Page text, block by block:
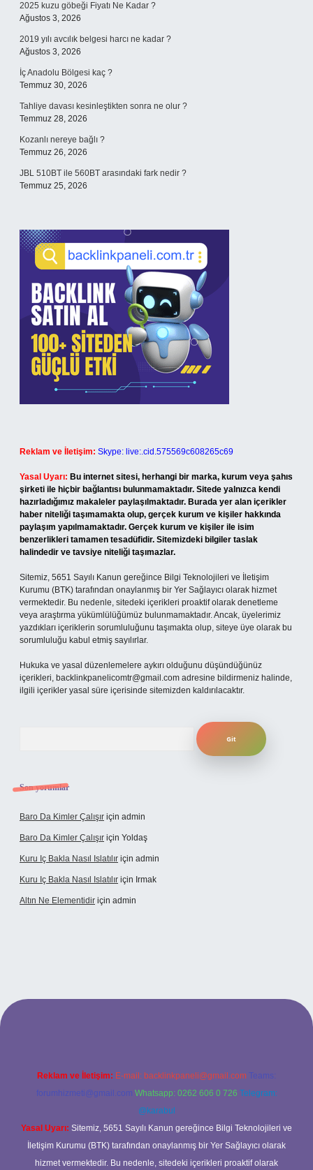
2025 kuzu göbeği Fiyatı Ne Kadar ?
Ağustos 3, 2026
2019 yılı avcılık belgesi harcı ne kadar ?
Ağustos 3, 2026
İç Anadolu Bölgesi kaç ?
Temmuz 30, 2026
Tahliye davası kesinleştikten sonra ne olur ?
Temmuz 28, 2026
Kozanlı nereye bağlı ?
Temmuz 26, 2026
JBL 510BT ile 560BT arasındaki fark nedir ?
Temmuz 25, 2026
Reklam ve İletişim: Skype: live:.cid.575569c608265c69
Yasal Uyarı: Bu internet sitesi, herhangi bir marka, kurum veya şahıs
şirketi ile hiçbir bağlantısı bulunmamaktadır. Sitede yalnızca kendi
hazırladığımız makaleler paylaşılmaktadır. Burada yer alan içerikler
haber niteliği taşımamakta olup, gerçek kurum ve kişiler hakkında
paylaşım yapılmamaktadır. Gerçek kurum ve kişiler ile isim
benzerlikleri tamamen tesadüfidir. Sitemizdeki bilgiler taslak
halindedir ve tavsiye niteliği taşımazlar.
Sitemiz, 5651 Sayılı Kanun gereğince Bilgi Teknolojileri ve İletişim
Kurumu (BTK) tarafından onaylanmış bir Yer Sağlayıcı olarak hizmet
vermektedir. Bu nedenle, sitedeki içerikleri proaktif olarak denetleme
veya araştırma yükümlülüğümüz bulunmamaktadır. Ancak, üyelerimiz
yazdıkları içeriklerin sorumluluğunu taşımakta olup, siteye üye olarak bu
sorumluluğu kabul etmiş sayılırlar.
Hukuka ve yasal düzenlemelere aykırı olduğunu düşündüğünüz
içerikleri, backlinkpanelicomtr@gmail.com adresine bildirmeniz halinde,
ilgili içerikler yasal süre içerisinde sitemizden kaldırılacaktır.
Son yorumlar
Baro Da Kimler Çalışır için admin
Baro Da Kimler Çalışır için Yoldaş
Kuru Iç Bakla Nasıl Islatılır için admin
Kuru Iç Bakla Nasıl Islatılır için Irmak
Altın Ne Elementidir için admin
güncel giriş
Reklam ve İletişim: E-mail: backlinkpaneli@gmail.com Teams:
forumhizmeti@gmail.com Whatsapp: 0262 606 0 726 Telegram:
@karabul
Yasal Uyarı: Sitemiz, 5651 Sayılı Kanun gereğince Bilgi Teknolojileri ve
İletişim Kurumu (BTK) tarafından onaylanmış bir Yer Sağlayıcı olarak
hizmet vermektedir. Bu nedenle, sitedeki içerikleri proaktif olarak